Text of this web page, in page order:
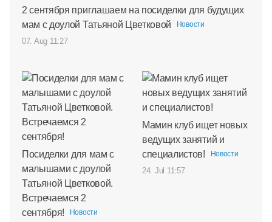
2 сентября приглашаем на посиделки для будущих
мам с доулой Татьяной Цветковой
Новости
07. Aug 11:27
Посиделки для мам с
малышами с доулой
Татьяной Цветковой.
Встречаемся 2
сентября!
Новости
Мамин клуб ищет новых
ведущих занятий и
специалистов!
Новости
24. Jul 11:57